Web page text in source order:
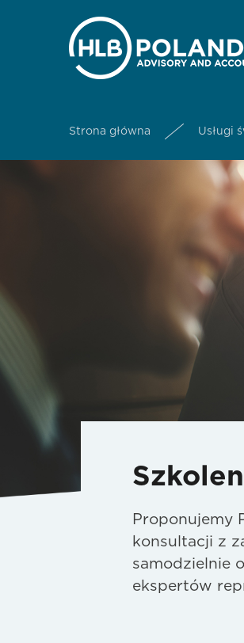
Strona główna Usługi
Proponujemy
konsultacji z
samodzielnie
ekspertów